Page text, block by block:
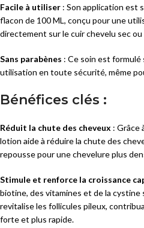
Facile à utiliser : Son application est
flacon de 100 ML, conçu pour une
directement sur le cuir chevelu sec ou
Sans parabènes : Ce soin est
utilisation en toute sécurité, même
Bénéfices clés :
Réduit la chute des cheveux : Grâce
lotion aide à réduire la chute des
repousse pour une chevelure plus
Stimule et renforce la croissance
biotine, des vitamines et de la cystine
revitalise les follicules pileux,
forte et plus rapide.